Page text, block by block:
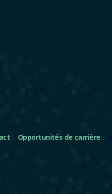
Opportunités de carrière